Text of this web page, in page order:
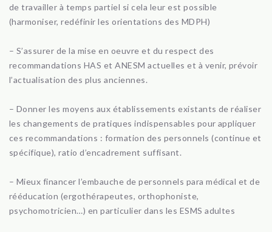
de travailler à temps partiel si cela leur est possible
(harmoniser, redéfinir les orientations des MDPH)
– S’assurer de la mise en oeuvre et du respect des
recommandations HAS et ANESM actuelles et à venir, prévoir
l’actualisation des plus anciennes.
– Donner les moyens aux établissements existants de réaliser
les changements de pratiques indispensables pour appliquer
ces recommandations : formation des personnels (continue et
spécifique), ratio d’encadrement suffisant.
– Mieux financer l’embauche de personnels para médical et de
rééducation (ergothérapeutes, orthophoniste,
psychomotricien…) en particulier dans les ESMS adultes